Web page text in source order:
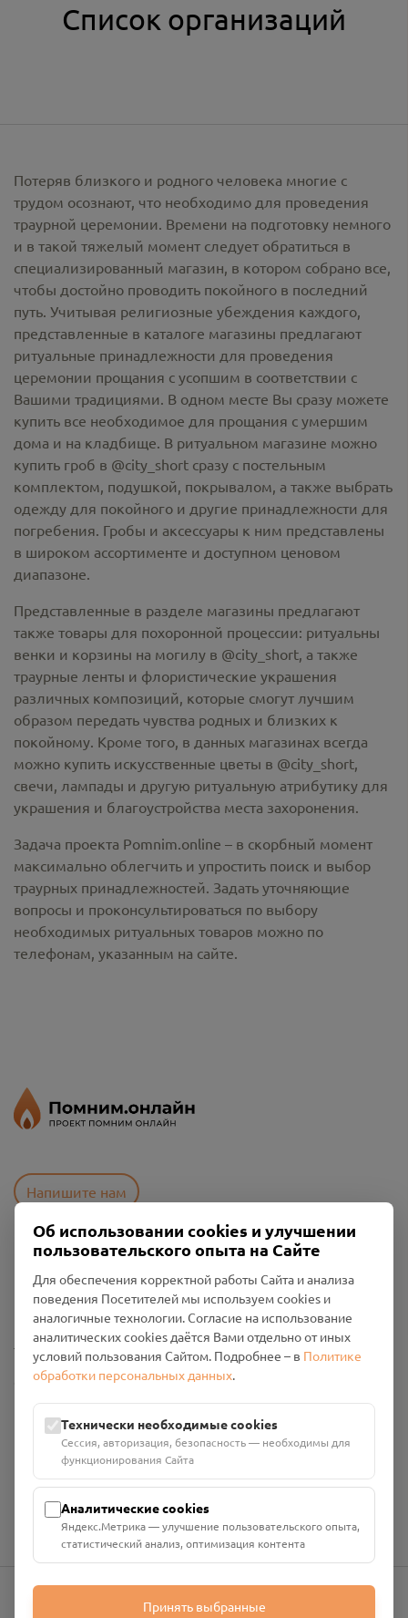
Список организаций
Потеряв близкого и родного человека многие с
трудом осознают, что необходимо для проведения
траурной церемонии. Времени на подготовку немного
и в такой тяжелый момент следует обратиться в
специализированный магазин, в котором собрано все,
чтобы достойно проводить покойного в последний
путь. Учитывая религиозные убеждения каждого,
представленные в каталоге магазины предлагают
ритуальные принадлежности для проведения
церемонии прощания с усопшим в соответствии с
Вашими традициями. В одном месте Вы сразу можете
купить все необходимое для прощания с умершим
дома и на кладбище. В ритуальном магазине можно
купить гроб в @city_short сразу с постельным
комплектом, подушкой, покрывалом, а также выбрать
одежду для покойного и другие принадлежности для
погребения. Гробы и аксессуары к ним представлены
в широком ассортименте и доступном ценовом
диапазоне.
Представленные в разделе магазины предлагают
также товары для похоронной процессии: ритуальны
венки и корзины на могилу в @city_short, а также
траурные ленты и флористические украшения
различных композиций, которые смогут лучшим
образом передать чувства родных и близких к
покойному. Кроме того, в данных магазинах всегда
можно купить искусственные цветы в @city_short,
свечи, лампады и другую ритуальную атрибутику для
украшения и благоустройства места захоронения.
Задача проекта Pomnim.online – в скорбный момент
максимально облегчить и упростить поиск и выбор
траурных принадлежностей. Задать уточняющие
вопросы и проконсультироваться по выбору
необходимых ритуальных товаров можно по
телефонам, указанным на сайте.
Напишите нам
Политика конфиденциальности
Промо-материалы
Настройки cookies
Общество с ограниченной ответственностью «Смоленский
Проект Помним»
ИНН: 6700029207 ОГРН: 1256700001986
Юридический адрес: 216790, Смоленская область, р-н
Руднянский, г. Рудня, улица Западная, д. 26А, пом. 18
Номер счёта: 40702810901130004287 в АО "АЛЬФА-БАНК"
Об использовании cookies и улучшении
пользовательского опыта на Сайте
Для обеспечения корректной работы Сайта и анализа
поведения Посетителей мы используем cookies и
аналогичные технологии. Согласие на использование
аналитических cookies даётся Вами отдельно от иных
условий пользования Сайтом. Подробнее – в Политике
обработки персональных данных.
Технически необходимые cookies
Сессия, авторизация, безопасность — необходимы для
функционирования Сайта
Аналитические cookies
Яндекс.Метрика — улучшение пользовательского опыта,
статистический анализ, оптимизация контента
Принять выбранные